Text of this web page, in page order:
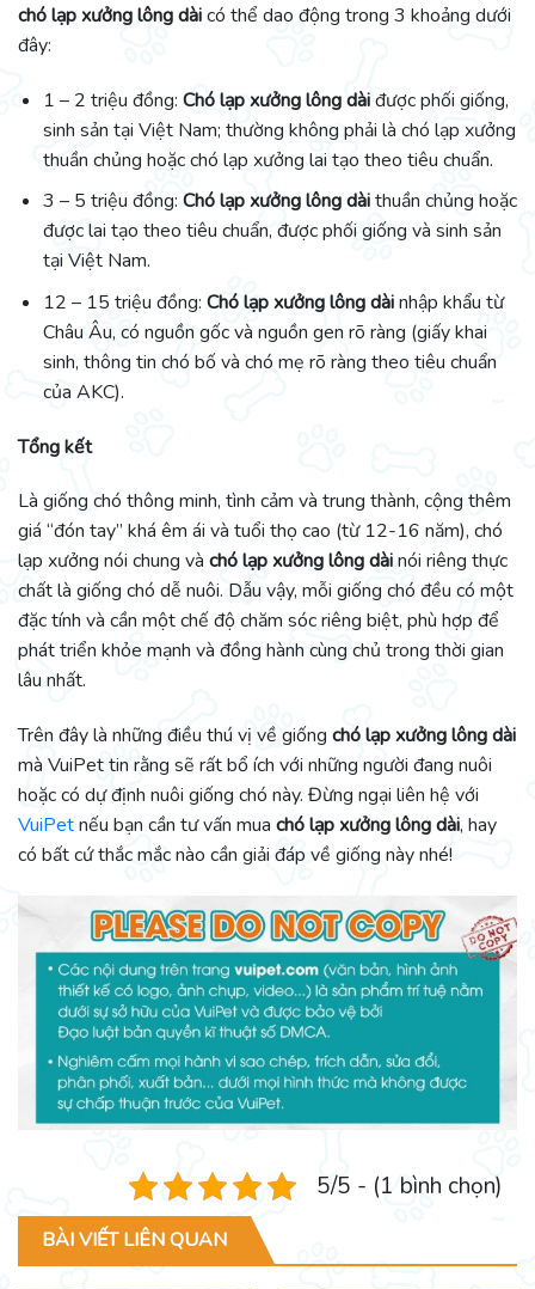
chó lạp xưởng lông dàicó thể dao động trong 3 khoảng dưới
đây:
1 – 2 triệu đồng: Chó lạp xưởng lông dàiđược phối giống,
sinh sản tại Việt Nam; thường không phải là chó lạp xưởng
thuần chủng hoặc chó lạp xưởng lai tạo theo tiêu chuẩn.
3 – 5 triệu đồng: Chó lạp xưởng lông dàithuần chủng hoặc
được lai tạo theo tiêu chuẩn, được phối giống và sinh sản
tại Việt Nam.
12 – 15 triệu đồng: Chó lạp xưởng lông dàinhập khẩu từ
Châu Âu, có nguồn gốc và nguồn gen rõ ràng (giấy khai
sinh, thông tin chó bố và chó mẹ rõ ràng theo tiêu chuẩn
của AKC).
Tổng kết
Là giống chó thông minh, tình cảm và trung thành, cộng thêm
giá “đón tay” khá êm ái và tuổi thọ cao (từ 12-16 năm), chó
lạp xưởng nói chung và chó lạp xưởng lông dàinói riêng thực
chất là giống chó dễ nuôi. Dẫu vậy, mỗi giống chó đều có một
đặc tính và cần một chế độ chăm sóc riêng biệt, phù hợp để
phát triển khỏe mạnh và đồng hành cùng chủ trong thời gian
lâu nhất.
Trên đây là những điều thú vị về giống chó lạp xưởng lông dài
mà VuiPet tin rằng sẽ rất bổ ích với những người đang nuôi
hoặc có dự định nuôi giống chó này. Đừng ngại liên hệ với
VuiPetnếu bạn cần tư vấn mua chó lạp xưởng lông dài, hay
có bất cứ thắc mắc nào cần giải đáp về giống này nhé!
5/5 - (1 bình chọn)
BÀI VIẾT LIÊN QUAN